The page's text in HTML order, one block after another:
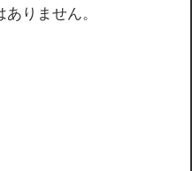
りません。